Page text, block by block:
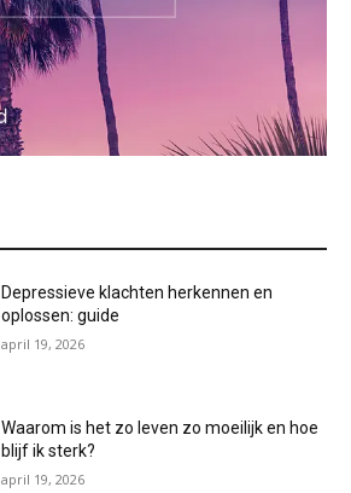
Depressieve klachten herkennen en
oplossen: guide
april 19, 2026
Waarom is het zo leven zo moeilijk en hoe
blijf ik sterk?
april 19, 2026